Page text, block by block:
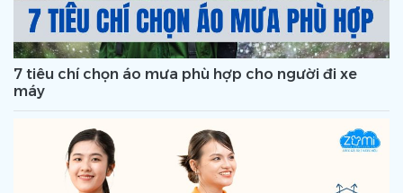
7 tiêu chí chọn áo mưa phù hợp cho người đi xe
máy